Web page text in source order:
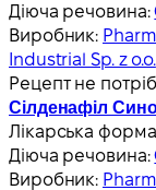
Діюча речовина:
Виробник:
Industrial Sp. z o.o.
Рецепт не
Сілденафіл
Лікарська
Діюча речовина:
Виробник: